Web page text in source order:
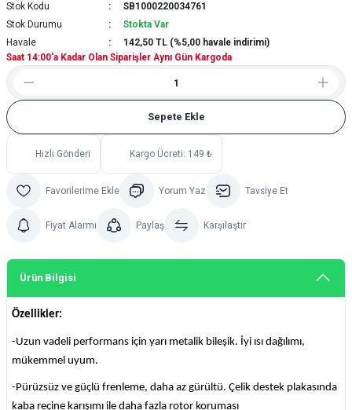
Stok Kodu
SB1000220034761
Stok Durumu
Stokta Var
Havale
142,50 TL (%5,00 havale indirimi)
Saat 14:00'a Kadar Olan Siparişler Aynı Gün Kargoda
Sepete Ekle
Hızlı Gönderi Kargo Ücreti: 149 ₺
Yorum Yaz Tavsiye Et
Fiyat Alarmı Paylaş Karşılaştır
Ürün Bilgisi
Özellikler:
-Uzun vadeli performans için yarı metalik bileşik. İyi ısı dağılımı,
mükemmel uyum.
-Pürüzsüz ve güçlü frenleme, daha az gürültü. Çelik destek plakasında
kaba reçine karışımı ile daha fazla rotor koruması